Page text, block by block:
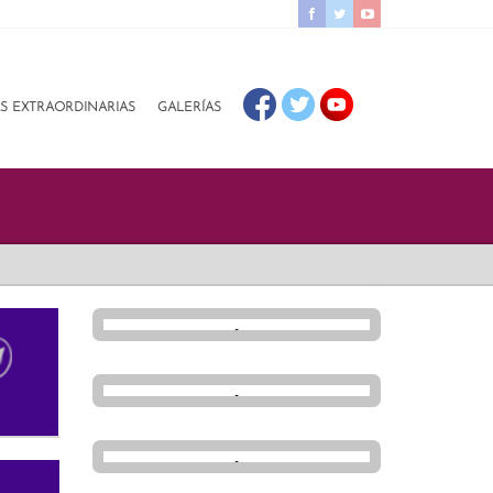
EXTRAORDINARIAS GALERÍAS